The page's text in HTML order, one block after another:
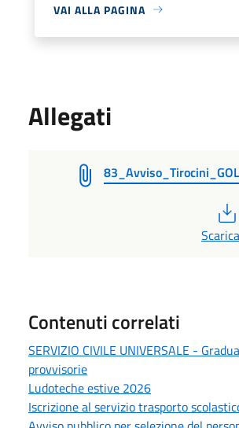
VAI ALLA PAGINA
Allegati
83_Avviso_Tirocini_GOL
Scarica
Contenuti correlati
SERVIZIO CIVILE UNIVERSALE -
provvisorie
Ludoteche estive 2026
Iscrizione al servizio trasporto